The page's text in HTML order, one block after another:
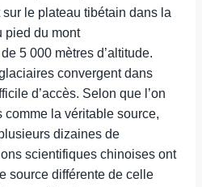
le plateau tibétain dans la
pied du mont
5 000 mètres d’altitude.
convergent dans
d’accès. Selon que l’on
la véritable source,
dizaines de
scientifiques chinoises ont
source différente de celle